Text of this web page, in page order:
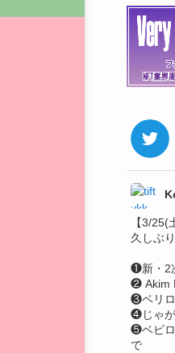
【3/25(
久しぶ
❶新・2
❷ Akim
❸ベリロ
❹じゃ
❺ベビロ
で